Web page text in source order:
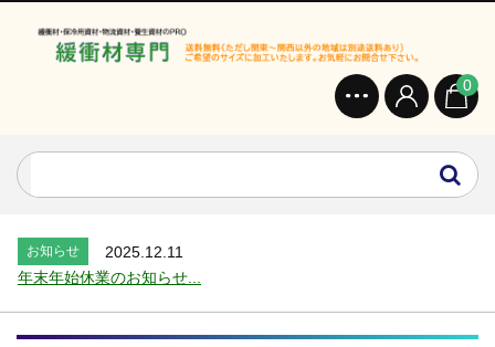
0
オンラインショップを開設いたしました。...
お知らせ
2026.7.24
お知らせ
2025.12.11
年末年始休業のお知らせ...